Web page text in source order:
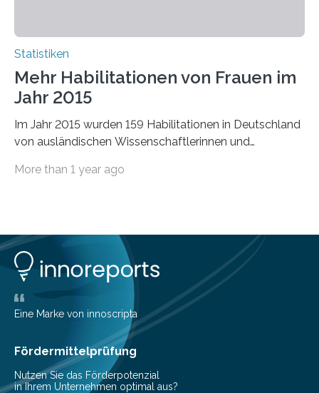
Statistiken
Mehr Habilitationen von Frauen im
Jahr 2015
Im Jahr 2015 wurden 159 Habilitationen in Deutschland
von ausländischen Wissenschaftlerinnen und
More than 1 year ago
Eine Marke von innoscripta
Fördermittelprüfung
Nutzen Sie das Förderpotenzial
in Ihrem Unternehmen optimal aus?